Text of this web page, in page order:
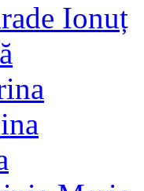
Ionuț